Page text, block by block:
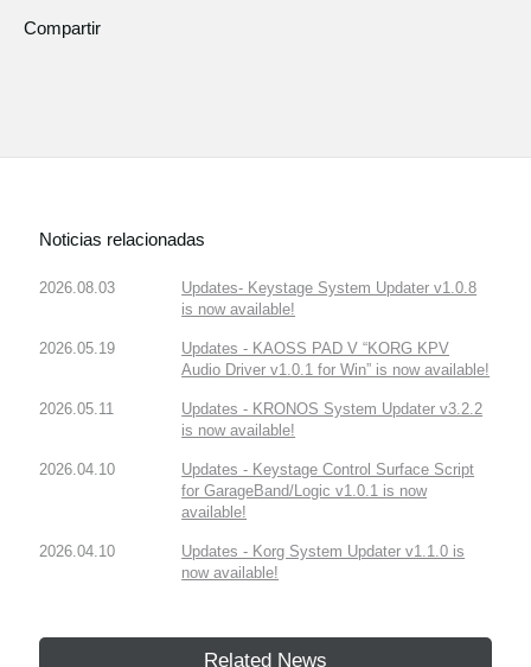
Compartir
Noticias relacionadas
2026.08.03
Updates- Keystage System Updater v1.0.8
is now available!
2026.05.19
Updates - KAOSS PAD V “KORG KPV
Audio Driver v1.0.1 for Win” is now available!
2026.05.11
Updates - KRONOS System Updater v3.2.2
is now available!
2026.04.10
Updates - Keystage Control Surface Script
for GarageBand/Logic v1.0.1 is now
available!
2026.04.10
Updates - Korg System Updater v1.1.0 is
now available!
Related News